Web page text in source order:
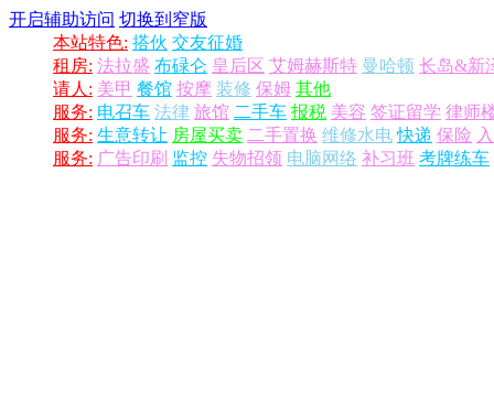
开启辅助访问 切换到窄版
本站特色: 搭伙 交友征婚
租房: 法拉盛 布碌仑 皇后区 艾姆赫斯特 曼哈顿 长岛&新
请人: 美甲 餐馆 按摩 装修 保姆 其他
服务: 电召车 法律 旅馆 二手车 报税 美容 签证留学 律师
服务: 生意转让 房屋买卖 二手置换 维修水电 快递 保险
服务: 广告印刷 监控 失物招领 电脑网络 补习班 考牌练车